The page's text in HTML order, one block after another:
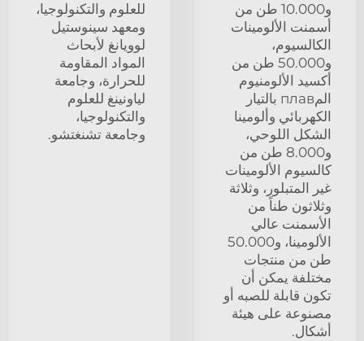
و10.000 طن من
أسمنت الألومينات
الكالسيوم،
و50.000 طن من
أكسيد الألومنيوم
المплав بالتيار
الكهربائي وألومينا
الشكل اللوحي،
و8.000 طن من
كالسيوم الألومينات
غير المتبلور، وثلاثة
وثلاثون طناً من
الأسمنت عالي
الألومينا، و50.000
طن من منتجات
مختلفة يمكن أن
تكون قابلة للصبه أو
مصنوعة على هيئة
أشكال.
للعلوم والتكنولوجيا،
ومعهد سينوستيل
لوويانغ لأبحاث
المواد المقاومة
للحرارة، وجامعة
لياونينغ للعلوم
والتكنولوجيا،
وجامعة تشنغتشو.